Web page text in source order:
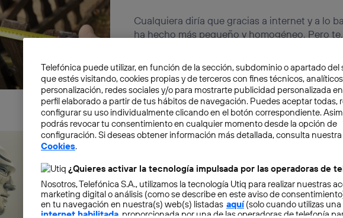
Cualquiera diría que gracias a internet y a lo
ha hecho más pequeño y homogéneo. Pero
La inversión en robótica:
Primero fue la carrera espacial, y ahora llega
apenas unos días comentábamos en otro
Marisol Peña
Telefónica puede utilizar, en función de la sección, subdominio o apartado del
que estés visitando, cookies propias y de terceros con fines técnicos,
personalización, redes sociales y/o para mostrarte publicidad personalizada
perfil elaborado a partir de tus hábitos de navegación. Puedes aceptar todas,
configurar su uso individualmente clicando en el botón correspondiente.
podrás revocar tu consentimiento en cualquier momento desde la opción de
configuración. Si deseas obtener información más detallada, consulta nuestra
Cookies.
¿Quieres activar la tecnología impulsada por las operadoras de
Nosotros, Telefónica S.A., utilizamos la tecnología Utiq para realizar nuestras
marketing digital o análisis (como se describe en este aviso de
en tu navegación en nuestra(s) web(s) listadas aquí(solo cuando utilizas una
internet habilitada , proporcionada por una de las operadoras de telefonía